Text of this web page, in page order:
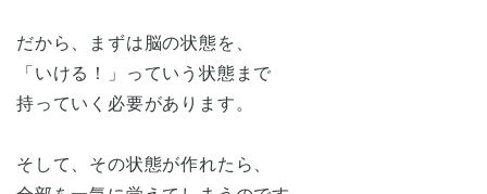
だから、まずは脳の状態を、
「いける！」っていう状態まで
持っていく必要があります。
そして、その状態が作れたら、